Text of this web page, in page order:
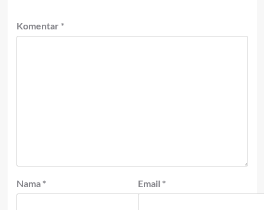
Komentar *
Nama * Email *